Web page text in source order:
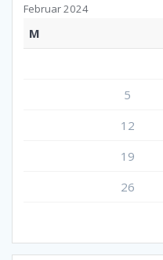
Februar 2024
M
5
12
19
26